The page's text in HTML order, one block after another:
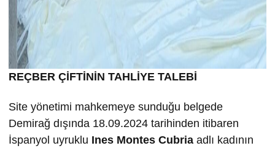
REÇBER ÇİFTİNİN TAHLİYE TALEBİ
Site yönetimi mahkemeye sunduğu belgede
Demirağ dışında 18.09.2024 tarihinden itibaren
İspanyol uyruklu Ines Montes Cubria adlı kadının